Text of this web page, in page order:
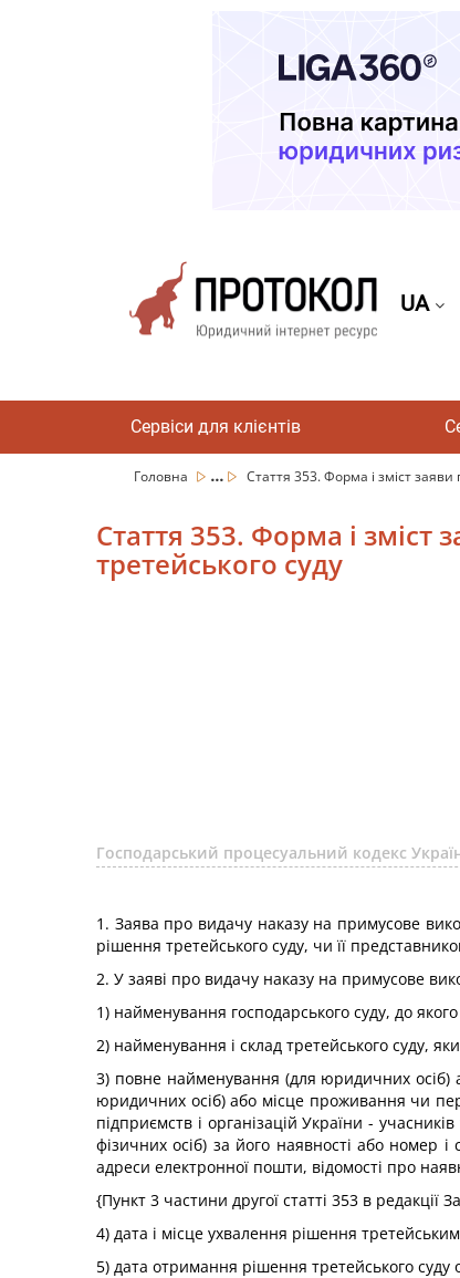
UA
Сервіси для клієнтів
Головна ... Стаття 353. Форма і зміст заяви
Стаття 353. Форма і
третейського суду
Господарський процесуальний кодекс
1. Заява про видачу наказу на примусове
рішення третейського суду, чи її
2. У заяві про видачу наказу на примусове
1) найменування господарського суду, до
2) найменування і склад третейського суду,
3) повне найменування (для юридичних осіб)
юридичних осіб) або місце проживання чи
підприємств і організацій України -
фізичних осіб) за його наявності або номер і
адреси електронної пошти, відомості про
{Пункт 3 частини другої статті 353 в редакції
4) дата і місце ухвалення рішення
5) дата отримання рішення третейського суду